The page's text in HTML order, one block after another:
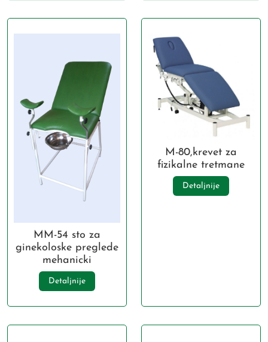
MM-54 sto za
ginekoloske preglede
mehanicki
Detaljnije
M-80,krevet za
fizikalne tretmane
Detaljnije